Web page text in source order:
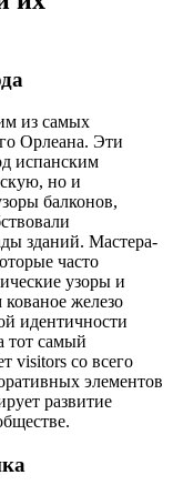
из самых
Орлеана. Эти
испанским
но и
балконов,
зданий. Мастера-
часто
узоры и
железо
идентичности
тот самый
visitors со всего
элементов
развитие